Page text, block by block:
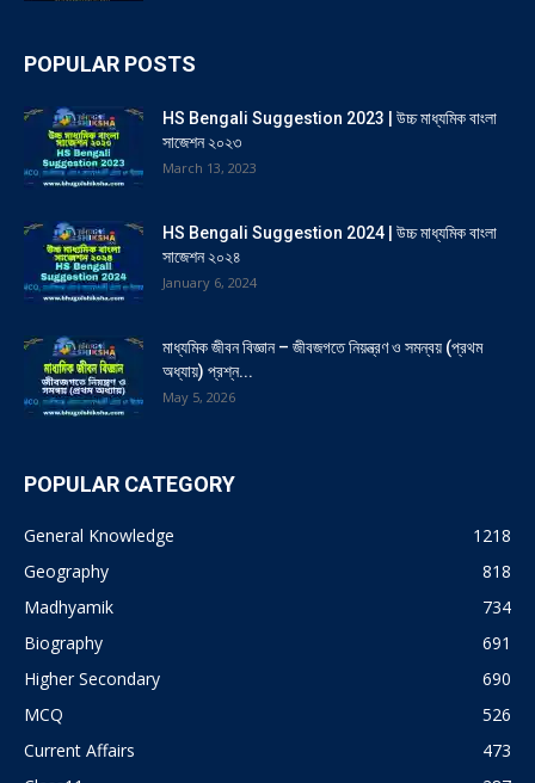
POPULAR POSTS
HS Bengali Suggestion 2023 | উচ্চ মাধ্যমিক বাংলা
সাজেশন ২০২৩
March 13, 2023
HS Bengali Suggestion 2024 | উচ্চ মাধ্যমিক বাংলা
সাজেশন ২০২৪
January 6, 2024
মাধ্যমিক জীবন বিজ্ঞান – জীবজগতে নিয়ন্ত্রণ ও সমন্বয় (প্রথম
অধ্যায়) প্রশ্ন...
May 5, 2026
POPULAR CATEGORY
General Knowledge
1218
Geography
818
Madhyamik
734
Biography
691
Higher Secondary
690
MCQ
526
Current Affairs
473